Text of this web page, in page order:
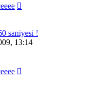
saniyesi !
13:14